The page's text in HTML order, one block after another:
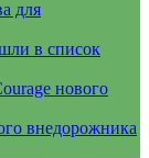
для
в список
нового
внедорожника